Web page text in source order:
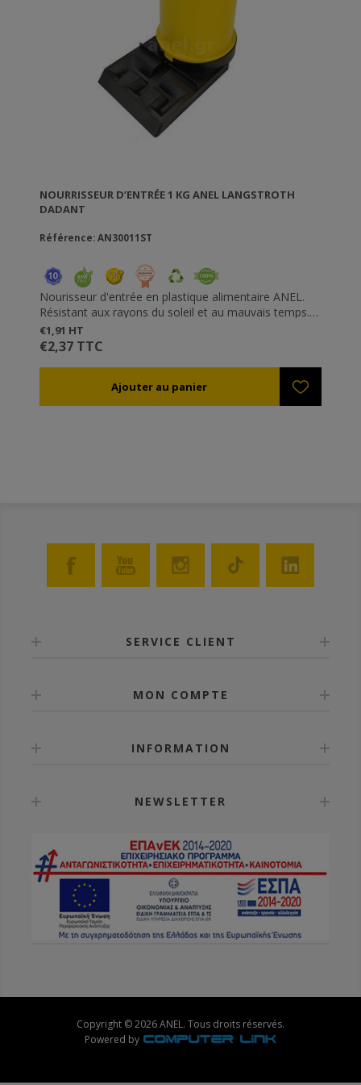
NOURRISSEUR D’ENTRÉE 1 KG ANEL LANGSTROTH
DADANT
Référence: AN30011ST
Nourisseur d'entrée en plastique alimentaire ANEL.
Résistant aux rayons du soleil et au mauvais temps.
Avec ce nourisseur, vous pouvez nourrir les abeilles
sans ouvrir la ruche. Disponible en deux tailles
différentes: 1 kg et 1,8 kg
€1,91 HT
€2,37 TTC
SERVICE CLIENT
MON COMPTE
INFORMATION
NEWSLETTER
Copyright © 2026 ANEL. Tous droits réservés.
Powered by